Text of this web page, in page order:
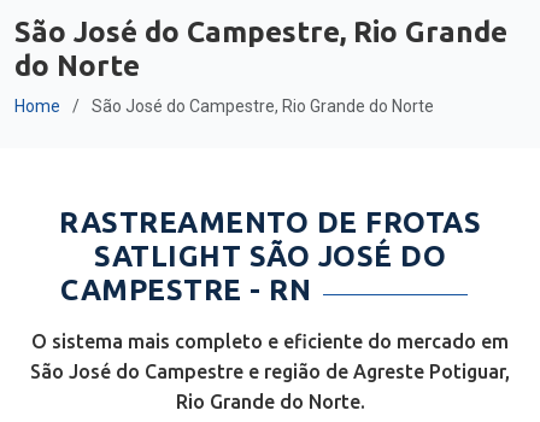
São José do Campestre, Rio Grande
do Norte
Home São José do Campestre, Rio Grande do Norte
RASTREAMENTO DE FROTAS
SATLIGHT SÃO JOSÉ DO
CAMPESTRE - RN
O sistema mais completo e eficiente do mercado em
São José do Campestre e região de Agreste Potiguar,
Rio Grande do Norte.